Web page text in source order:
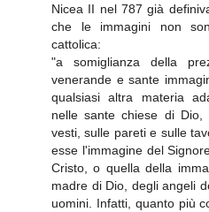
Nicea II nel 787 già
che le immagini non
cattolica:
"a somiglianza della
venerande e sante
qualsiasi altra materia
nelle sante chiese di
vesti, sulle pareti e sulle
esse l'immagine del
Cristo, o quella della
madre di Dio, degli angeli
uomini. Infatti, quanto più